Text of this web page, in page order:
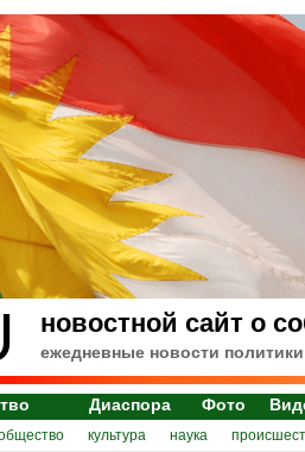
новостной сайт о
ежедневные новости
Диаспора Фото
культура наука